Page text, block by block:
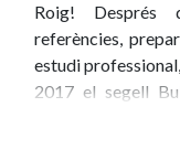
Roig! Després
referències,
estudi
2017 el segell